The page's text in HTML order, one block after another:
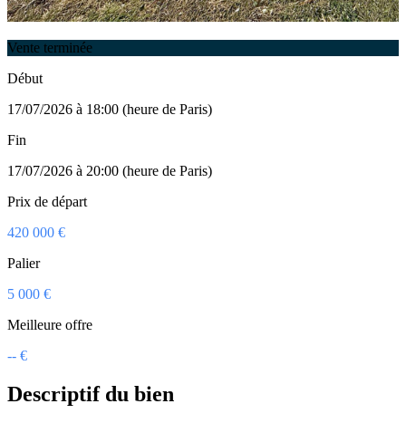
Vente terminée
Début
17/07/2026 à 18:00 (heure de Paris)
Fin
17/07/2026 à 20:00 (heure de Paris)
Prix de départ
420 000 €
Palier
5 000 €
Meilleure offre
-- €
Descriptif du bien